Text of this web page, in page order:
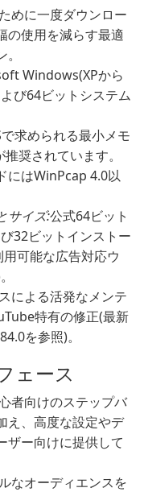
めに一度ダウンロー
の使用を減らす最適
Windows(XPから
び64ビットシステム
求められる最小メモ
奨されています。
にはWinPcap 4.0以
サイズ:公式64ビット
32ビットインストー
可能な広告対応ウ
による活発なメンテ
特有の修正(最新
を参照)。
ェース
者向けのステップバ
え、高度な設定やデ
ザー向けに提供して
なオーディエンスを